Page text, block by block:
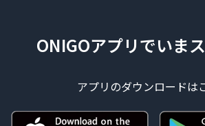
ONIGOアプリでいま
アプリのダウンロードは